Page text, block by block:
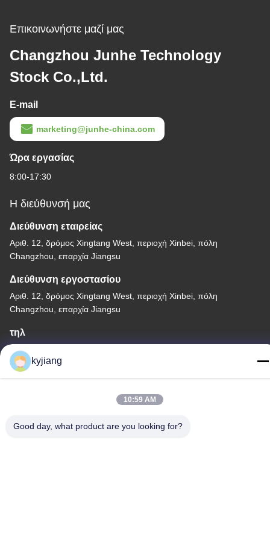
Επικοινωνήστε μαζί μας
Changzhou Junhe Technology
Stock Co.,Ltd.
E-mail
marketing@junhe-china.com
Ώρα εργασίας
8:00-17:30
Η διεύθυνσή μας
Διεύθυνση εταιρείας
Αριθ. 12, δρόμος Xingtang West, περιοχή Xinbei, πόλη
Changzhou, επαρχία Jiangsu
Διεύθυνση εργοστασίου
Αριθ. 12, δρόμος Xingtang West, περιοχή Xinbei, πόλη
Changzhou, επαρχία Jiangsu
τηλ
86-133-8280-7820
Κίνα Καλή ποιότητα Επίστρωμα νιφάδων ψευδάργυρου
kyjiang
10:59 AM
Good day, what product are you looking for?